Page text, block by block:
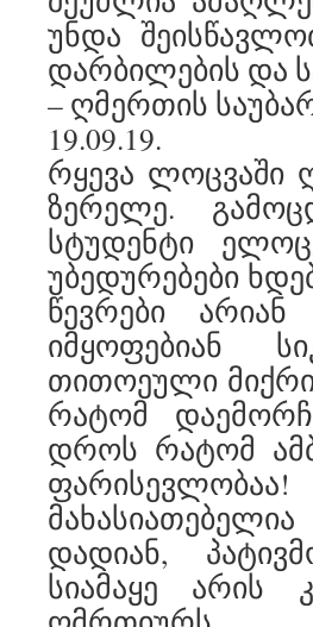
უნდა
დარბილების და
– ღმერთის
19.09.19.
რყევა ლოცვაში
ზერელე.
სტუდენტი
უბედურებები
წევრები
იმყოფებიან
თითოეული
რატომ
დროს რატომ
დადიან,
სიამაყე არის